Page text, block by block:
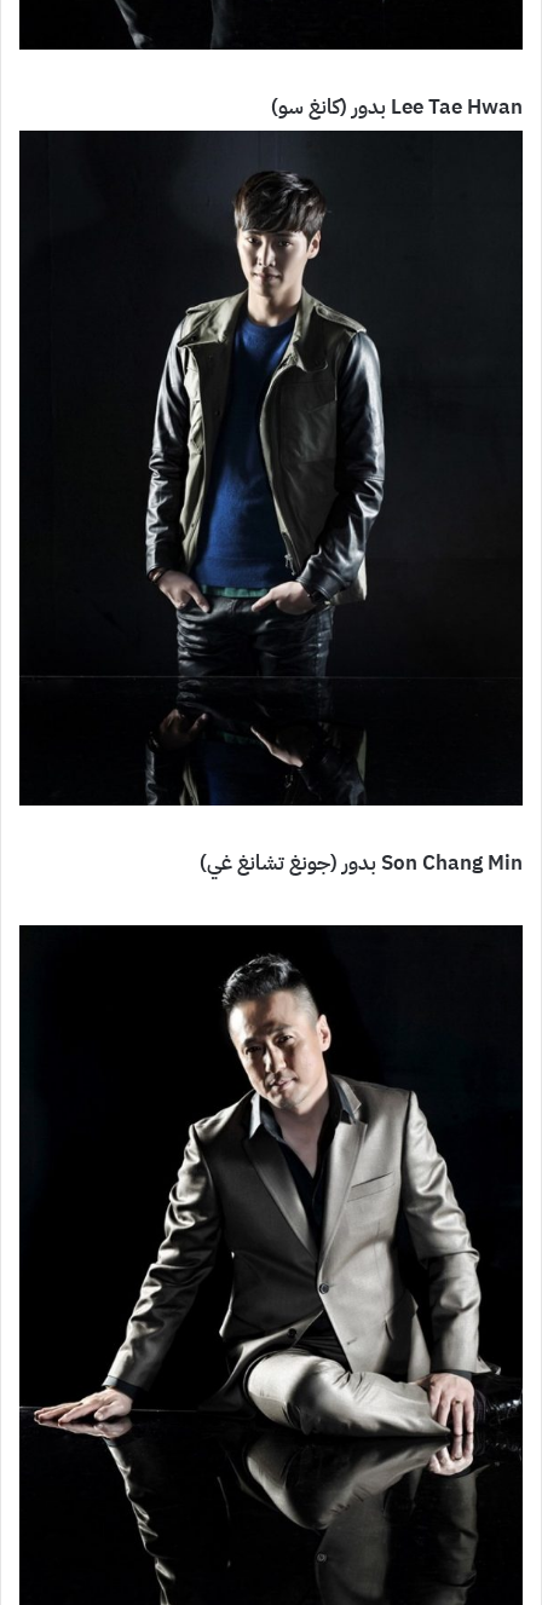
Lee Tae Hwan بدور (كانغ سو)
Son Chang Min بدور (جونغ تشانغ غي)